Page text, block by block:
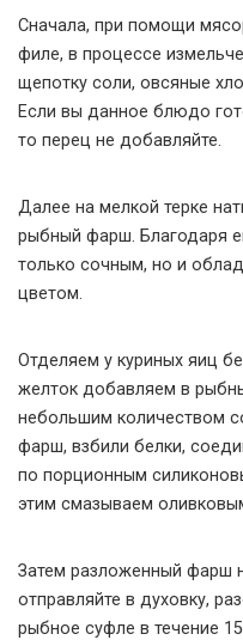
Сначала, при помощи
филе, в процессе
щепотку соли, овсяные
Если вы данное блюдо
то перец не добавляйте.
Далее на мелкой терке
рыбный фарш. Благодаря
только сочным, но и
цветом.
Отделяем у куриных яиц
желток добавляем в
небольшим количеством
фарш, взбили белки,
по порционным
этим смазываем
Затем разложенный фарш
отправляйте в духовку,
рыбное суфле в течение